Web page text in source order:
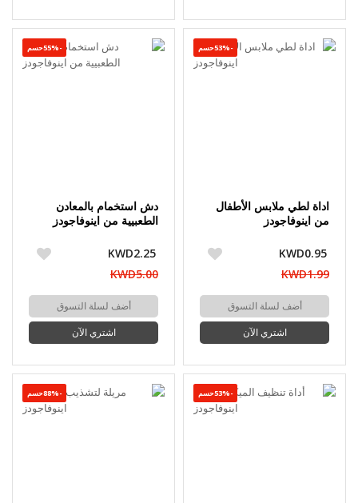
-53%حسم
اداة لطي ملابس الأطفال
من اينوفاجودز
KWD0.95
KWD1.99
أضف لسلة التسوق
اشتري الآن
-55%حسم
دش استخمام بالمعادن
الطعبيية من اينوفاجودز
KWD2.25
KWD5.00
أضف لسلة التسوق
اشتري الآن
-53%حسم -88%حسم